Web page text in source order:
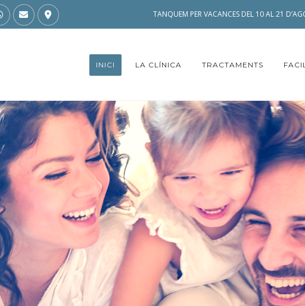
TANQUEM PER VACANCES DEL 10 AL 21
INICI LA CLÍNICA TRACTAMENTS